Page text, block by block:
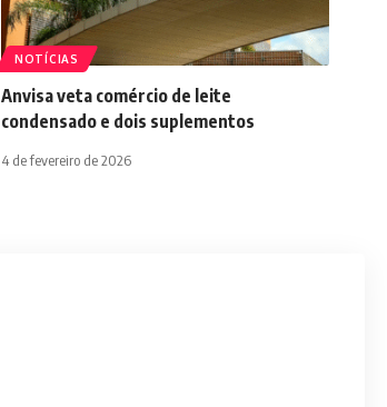
NOTÍCIAS
Anvisa veta comércio de leite
condensado e dois suplementos
4 de fevereiro de 2026